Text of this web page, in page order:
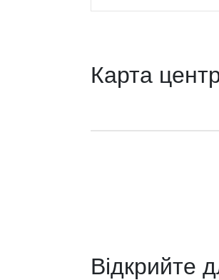
Карта
Відкрийте